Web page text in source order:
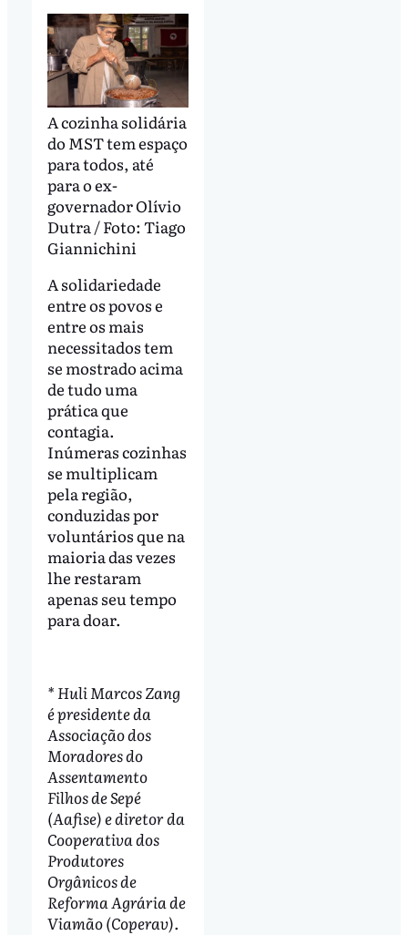
A cozinha solidária
do MST tem espaço
para todos, até
para o ex-
governador Olívio
Dutra / Foto: Tiago
Giannichini
A solidariedade
entre os povos e
entre os mais
necessitados tem
se mostrado acima
de tudo uma
prática que
contagia.
Inúmeras cozinhas
se multiplicam
pela região,
conduzidas por
voluntários que na
maioria das vezes
lhe restaram
apenas seu tempo
para doar.
* Huli Marcos Zang
é presidente da
Associação dos
Moradores do
Assentamento
Filhos de Sepé
(Aafise) e diretor da
Cooperativa dos
Produtores
Orgânicos de
Reforma Agrária de
Viamão (Coperav).